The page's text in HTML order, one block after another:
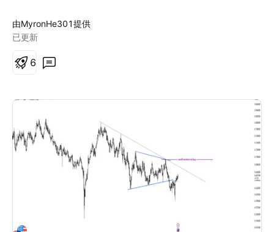
由MyronHe301提供
已更新
6